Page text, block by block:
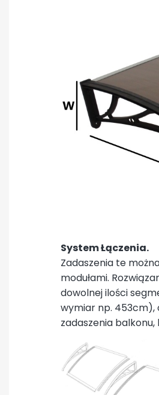
System Łączenia.
Zadaszenia te
modułami.
dowolnej ilości
wymiar np. 453cm),
zadaszenia balkonu,